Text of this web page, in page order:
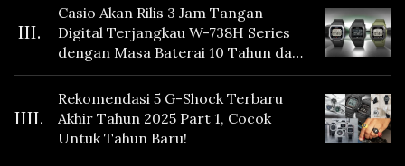
III.
Casio Akan Rilis 3 Jam Tangan
Digital Terjangkau W-738H Series
dengan Masa Baterai 10 Tahun dan
Fitur Vibration
IIII.
Rekomendasi 5 G-Shock Terbaru
Akhir Tahun 2025 Part 1, Cocok
Untuk Tahun Baru!